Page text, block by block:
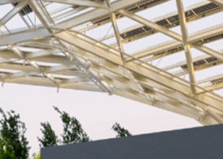
加し、前年同期から 78% 増加しま
利益は 0.89 ドルで、前四半期から
く希薄後 1 株当たりの利益は 0.89 ド
。
りました。GAAP に基づく希薄後 1